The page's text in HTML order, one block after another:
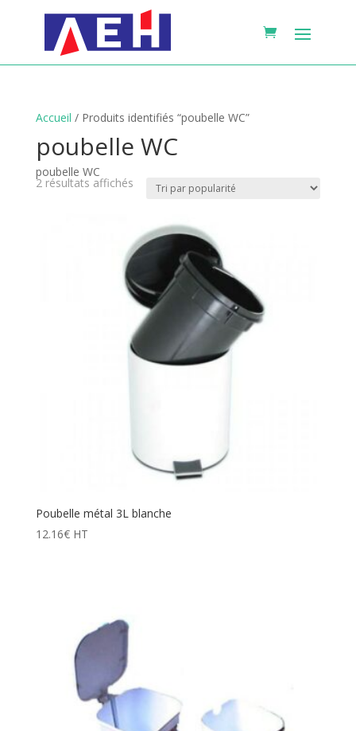
Accueil / Produits identifiés “poubelle WC”
poubelle WC
poubelle WC
2 résultats affichésTrié
Poubelle métal 3L blanche
12.16€ HT